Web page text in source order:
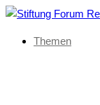
Themen